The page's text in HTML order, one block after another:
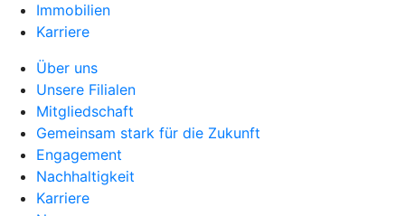
Immobilien
Karriere
Über uns
Unsere Filialen
Mitgliedschaft
Gemeinsam stark für die Zukunft
Engagement
Nachhaltigkeit
Karriere